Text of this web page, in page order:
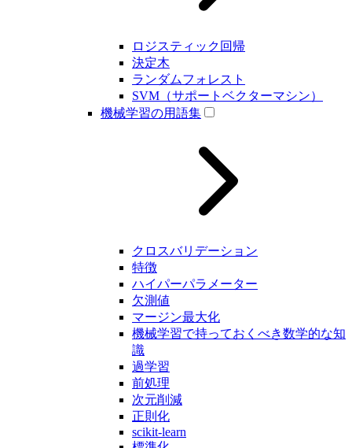
ロジスティック回帰
決定木
ランダムフォレスト
SVM（サポートベクターマシン）
機械学習の用語集
クロスバリデーション
特徴
ハイパーパラメーター
欠測値
マージン最大化
機械学習で持っておくべき数学的な知
識
過学習
前処理
次元削減
正則化
scikit-learn